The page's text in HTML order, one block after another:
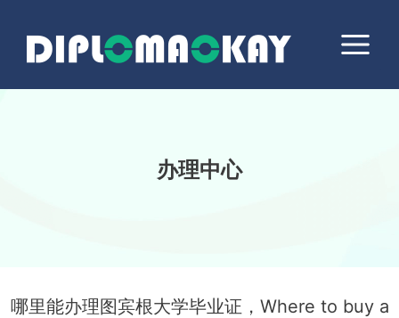
Menu
办理中心
哪里能办理图宾根大学毕业证，Where to buy a